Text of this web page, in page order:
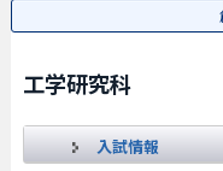
工学研究科
入試情報